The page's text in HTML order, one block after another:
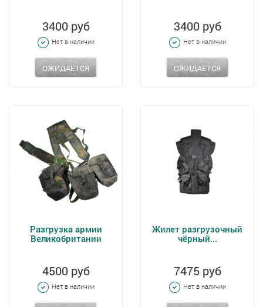
3400 руб
Нет в наличии
ОЖИДАЕТСЯ
3400 руб
Нет в наличии
ОЖИДАЕТСЯ
Разгрузка армии
Великобритании
4500 руб
Нет в наличии
Жилет разгрузочный
чёрный...
7475 руб
Нет в наличии